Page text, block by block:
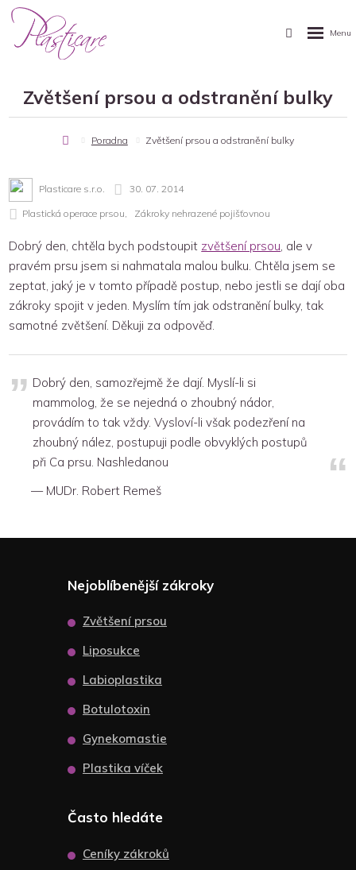
Zvětšení prsou a odstranění bulky
Poradna Zvětšení prsou a odstranění bulky
Plasticare s.r.o. 30. 07. 2014
Plastická operace prsou Zákroky nehrazené pojišťovnou
Dobrý den, chtěla bych podstoupit zvětšení prsou , ale v
pravém prsu jsem si nahmatala malou bulku. Chtěla jsem se
zeptat, jaký je v tomto případě postup, nebo jestli se dají oba
zákroky spojit v jeden. Myslím tím jak odstranění bulky, tak
samotné zvětšení. Děkuji za odpověď.
Dobrý den, samozřejmě že dají. Myslí-li si
mammolog, že se nejedná o zhoubný nádor,
provádím to tak vždy. Vysloví-li však podezření na
zhoubný nález, postupuji podle obvyklých postupů
při Ca prsu. Nashledanou
MUDr. Robert Remeš
Nejoblíbenější zákroky
Zvětšení prsou
Liposukce
Labioplastika
Botulotoxin
Gynekomastie
Plastika víček
Často hledáte
Ceníky zákroků